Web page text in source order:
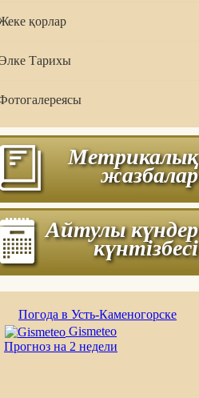
қорлар
Тарихы
Метрикалық
жазбалар
Айтулы күндер
күнтізбесі
Погода в Усть-Каменогорске
Gismeteo
Прогноз на 2 недели